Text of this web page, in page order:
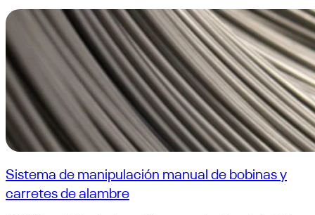
Sistema de manipulación manual de bobinas y
carretes de alambre